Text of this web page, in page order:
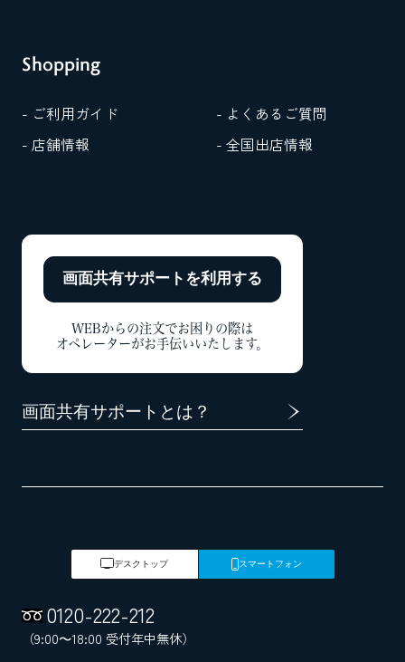
Shopping
- ご利用ガイド
- よくあるご質問
- 店舗情報
- 全国出店情報
画面共有サポートを利用する
WEBからの注文でお困りの際は
オペレーターがお手伝いいたします。
画面共有サポートとは？
デスクトップ スマートフォン
0120-222-212
（9:00～18:00 受付年中無休）